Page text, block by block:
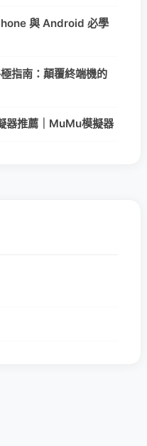
與 Android 必學
指南：顛覆終端機的
器推薦｜MuMu模擬器